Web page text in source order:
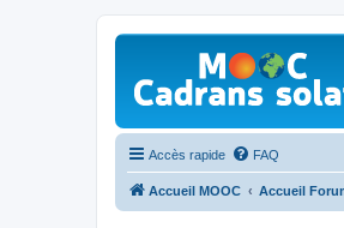
Accès rapide FAQ
Accueil MOOC Accueil